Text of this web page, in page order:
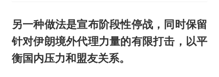
另一种做法是宣布阶段性停战，同时保留
针对伊朗境外代理力量的有限打击，以平
衡国内压力和盟友关系。